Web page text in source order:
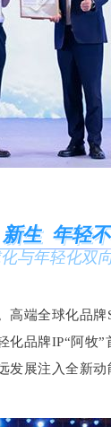
生 年轻
与年轻化双
端全球化品
品牌IP“阿牧
展注入全新动